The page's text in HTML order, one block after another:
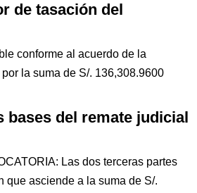
de tasación del
conforme al acuerdo de la
la suma de S/. 136,308.9600
bases del remate judicial
Las dos terceras partes
que asciende a la suma de S/.